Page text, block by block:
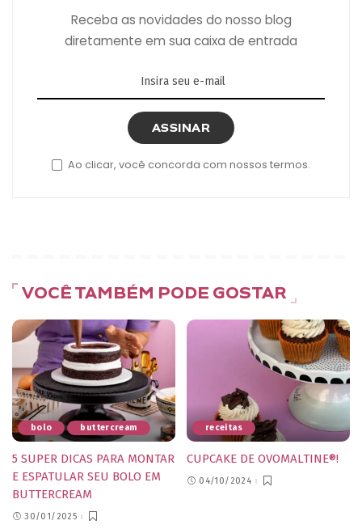
Receba as novidades do nosso blog
diretamente em sua caixa de entrada
ASSINAR
Ao clicar, você concorda com nossos termos.
VOCÊ TAMBÉM PODE GOSTAR
bolo buttercream
5 SUPER DICAS PARA MONTAR
E ESPATULAR SEU BOLO EM
BUTTERCREAM
30/01/2025
receitas
CUPCAKE DE OVOMALTINE®!
04/10/2024